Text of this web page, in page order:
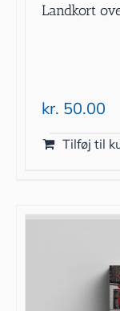
Landkort
kr. 50.00
Tilføj til